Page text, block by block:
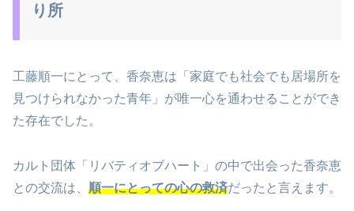
り所
工藤順一にとって、香奈恵は「家庭でも社会でも居場所を
見つけられなかった青年」が唯一心を通わせることができ
た存在でした。
カルト団体「リバティオブハート」の中で出会った香奈恵
との交流は、 順一にとっての心の救済だったと言えます。